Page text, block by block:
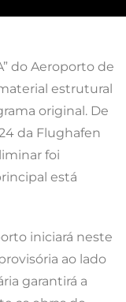
do Aeroporto de
estrutural
original. De
da Flughafen
foi
está
iniciará neste
ao lado
garantirá a